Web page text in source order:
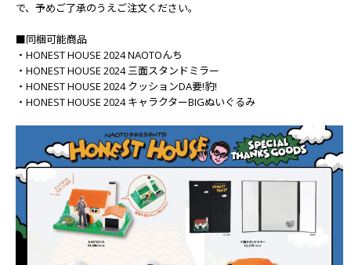
で、予めご了承のうえご注文ください。
■同梱可能商品
・HONEST HOUSE 2024 NAOTOんち
・HONEST HOUSE 2024 三面スタンドミラー
・HONEST HOUSE 2024 クッションDA要!豹!
・HONEST HOUSE 2024 キャラクターBIGぬいぐるみ